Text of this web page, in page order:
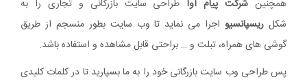
همچنین شرکت پیام آوا طراحی سایت بازرگانی و تجاری را به
شکل ریسپانسیو اجرا می نماید تا وب سایت بطور منسجم از طریق
گوشی های همراه، تبلت و … براحتی قابل مشاهده و استفاده باشد.
پس طراحی وب سایت بازرگانی خود را به ما بسپارید تا در کلمات کلیدی